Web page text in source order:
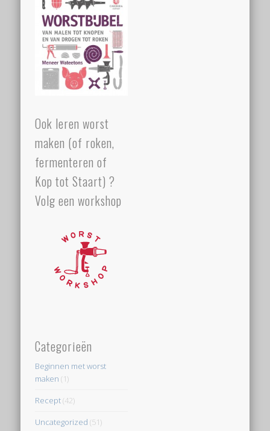
Ook leren worst
maken (of roken,
fermenteren of
Kop tot Staart) ?
Volg een workshop
Categorieën
Beginnen met worst
maken (1)
Recept(42)
Uncategorized (51)